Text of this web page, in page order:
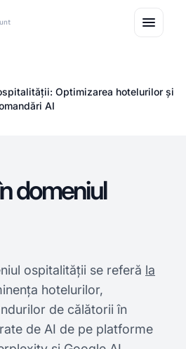
Optimizarea hotelurilor și
AI
domeniul
ospitalității se referă la
hotelurilor,
de călătorii în
de AI de pe platforme